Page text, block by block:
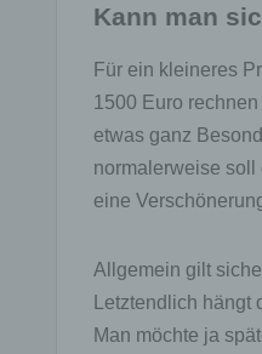
Kann man
Für ein kleineres
1500 Euro
etwas ganz
normalerweise soll
eine
Allgemein gilt
Letztendlich
Man möchte ja